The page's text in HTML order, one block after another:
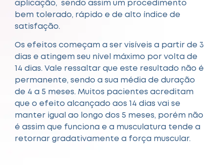
aplicação, sendo assim um procedimento
bem tolerado, rápido e de alto índice de
satisfação.
Os efeitos começam a ser visíveis a partir de 3
dias e atingem seu nível máximo por volta de
14 dias. Vale ressaltar que este resultado não é
permanente, sendo a sua média de duração
de 4 a 5 meses. Muitos pacientes acreditam
que o efeito alcançado aos 14 dias vai se
manter igual ao longo dos 5 meses, porém não
é assim que funciona e a musculatura tende a
retornar gradativamente a força muscular.